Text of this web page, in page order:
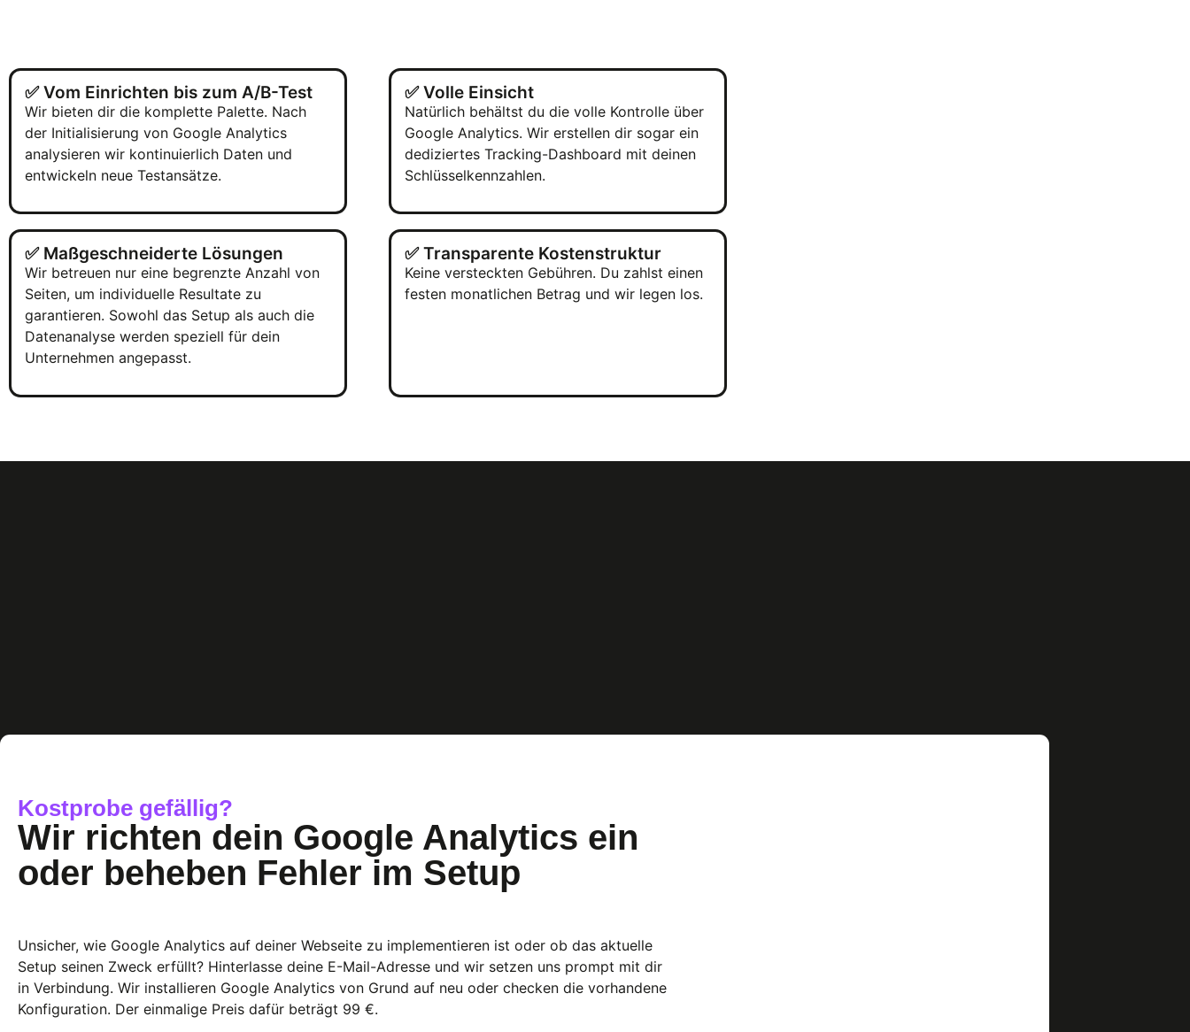
✅ Vom Einrichten bis zum A/B-Test
Wir bieten dir die komplette Palette. Nach
der Initialisierung von Google Analytics
analysieren wir kontinuierlich Daten und
entwickeln neue Testansätze.
✅ Volle Einsicht
Natürlich behältst du die volle Kontrolle über
Google Analytics. Wir erstellen dir sogar ein
dediziertes Tracking-Dashboard mit deinen
Schlüsselkennzahlen.
✅ Maßgeschneiderte Lösungen
Wir betreuen nur eine begrenzte Anzahl von
Seiten, um individuelle Resultate zu
garantieren. Sowohl das Setup als auch die
Datenanalyse werden speziell für dein
Unternehmen angepasst.
✅ Transparente Kostenstruktur
Keine versteckten Gebühren. Du zahlst einen
festen monatlichen Betrag und wir legen los.
Kostprobe gefällig?
Wir richten dein Google Analytics ein
oder beheben Fehler im Setup
Unsicher, wie Google Analytics auf deiner Webseite zu implementieren ist oder ob das aktuelle
Setup seinen Zweck erfüllt? Hinterlasse deine E-Mail-Adresse und wir setzen uns prompt mit dir
in Verbindung. Wir installieren Google Analytics von Grund auf neu oder checken die vorhandene
Konfiguration. Der einmalige Preis dafür beträgt 99 €.